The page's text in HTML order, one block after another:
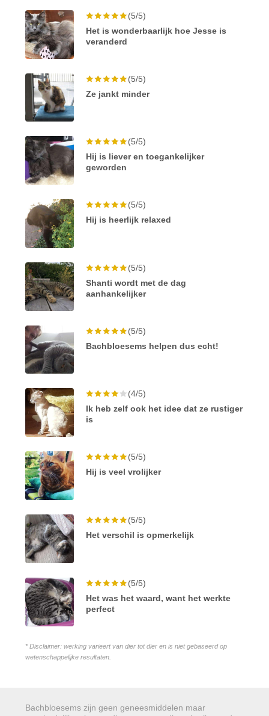
(5/5)
Het is wonderbaarlijk hoe Jesse is
veranderd
(5/5)
Ze jankt minder
(5/5)
Hij is liever en toegankelijker
geworden
(5/5)
Hij is heerlijk relaxed
(5/5)
Shanti wordt met de dag
aanhankelijker
(5/5)
Bachbloesems helpen dus echt!
(4/5)
Ik heb zelf ook het idee dat ze rustiger
is
(5/5)
Hij is veel vrolijker
(5/5)
Het verschil is opmerkelijk
(5/5)
Het was het waard, want het werkte
perfect
* Disclaimer: werking varieert van dier tot dier en is niet gebaseerd op
wetenschappelijke resultaten.
Bachbloesems zijn geen geneesmiddelen maar